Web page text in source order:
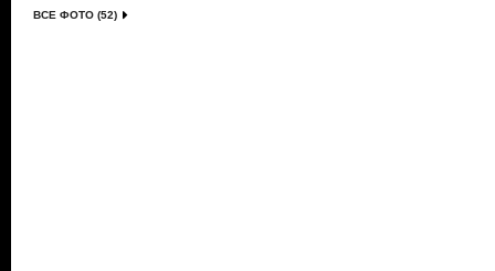
ВСЕ ФОТО (52)